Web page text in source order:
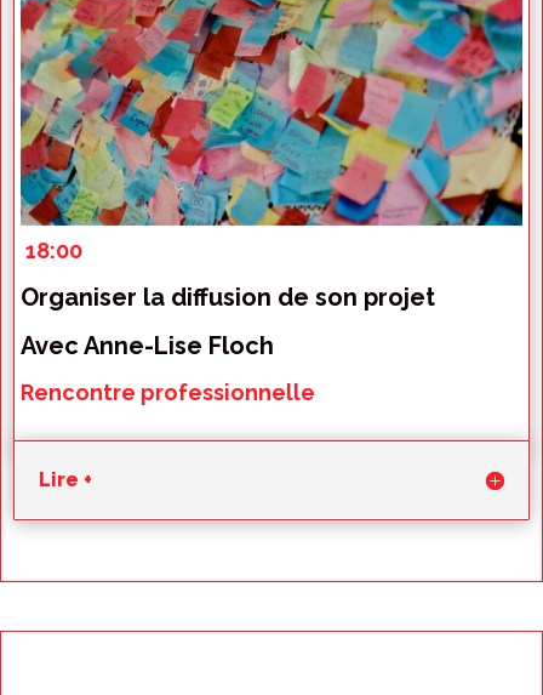
18:00
Organiser la diffusion de son projet
Avec Anne-Lise Floch
Rencontre professionnelle
Lire +